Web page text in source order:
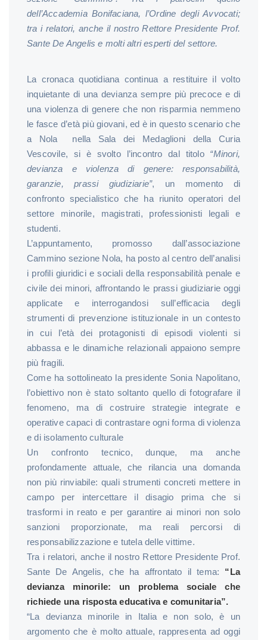
dell’Accademia Bonifaciana, l’Ordine degli Avvocati;
tra i relatori, anche il nostro Rettore Presidente Prof.
Sante De Angelis e molti altri esperti del settore.
La cronaca quotidiana continua a restituire il volto
inquietante di una devianza sempre più precoce e di
una violenza di genere che non risparmia nemmeno
le fasce d’età più giovani, ed è in questo scenario che
a Nola nella Sala dei Medaglioni della Curia
Vescovile, si è svolto l’incontro dal titolo “Minori,
devianza e violenza di genere: responsabilità,
garanzie, prassi giudiziarie”, un momento di
confronto specialistico che ha riunito operatori del
settore minorile, magistrati, professionisti legali e
studenti.
L’appuntamento, promosso dall’associazione
Cammino sezione Nola, ha posto al centro dell’analisi
i profili giuridici e sociali della responsabilità penale e
civile dei minori, affrontando le prassi giudiziarie oggi
applicate e interrogandosi sull’efficacia degli
strumenti di prevenzione istituzionale in un contesto
in cui l’età dei protagonisti di episodi violenti si
abbassa e le dinamiche relazionali appaiono sempre
più fragili.
Come ha sottolineato la presidente Sonia Napolitano,
l’obiettivo non è stato soltanto quello di fotografare il
fenomeno, ma di costruire strategie integrate e
operative capaci di contrastare ogni forma di violenza
e di isolamento culturale
Un confronto tecnico, dunque, ma anche
profondamente attuale, che rilancia una domanda
non più rinviabile: quali strumenti concreti mettere in
campo per intercettare il disagio prima che si
trasformi in reato e per garantire ai minori non solo
sanzioni proporzionate, ma reali percorsi di
responsabilizzazione e tutela delle vittime.
Tra i relatori, anche il nostro Rettore Presidente Prof.
Sante De Angelis, che ha affrontato il tema: “La
devianza minorile: un problema sociale che
richiede una risposta educativa e comunitaria”.
“La devianza minorile in Italia e non solo, è un
argomento che è molto attuale, rappresenta ad oggi